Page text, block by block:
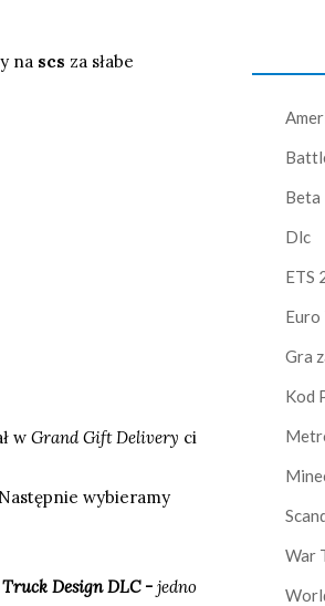
na scs za słabe
w Grand Gift Delivery ci
wybieramy
Design DLC -jedno
Beta
Dlc
ETS
Euro
Gra
Kod
War